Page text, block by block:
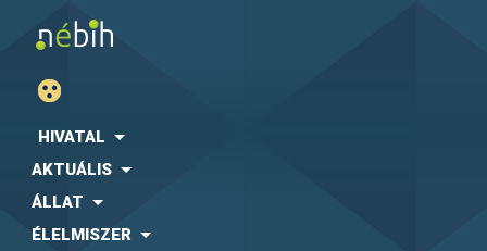
HIVATAL
AKTUÁLIS
ÁLLAT
ÉLELMISZER